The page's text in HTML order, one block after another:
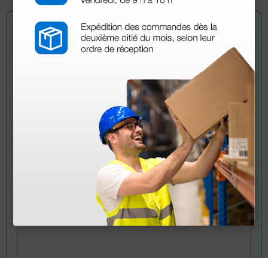
Pregúntale a un colega
¿Todavía tienes alguna duda? ¿Necesitas más
Envía ahora mismo tu pregunta a los colegas que ya
han adquirido este producto.